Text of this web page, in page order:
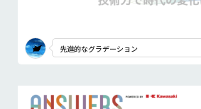
先進的なグラデーション